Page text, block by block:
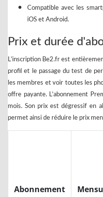
Compatible avec les
iOS et Android.
Prix et durée
L’inscription Be2.fr est
profil et le passage du test de
les membres et voir toutes les
offre payante. L’abonnement
mois. Son prix est dégressif en
permet ainsi de réduire le prix
Abonnement